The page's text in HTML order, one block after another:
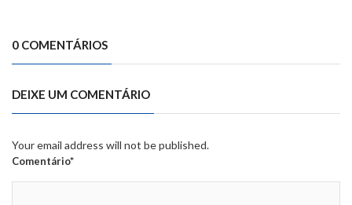
0 COMENTÁRIOS
DEIXE UM COMENTÁRIO
Your email address will not be published.
Comentário*